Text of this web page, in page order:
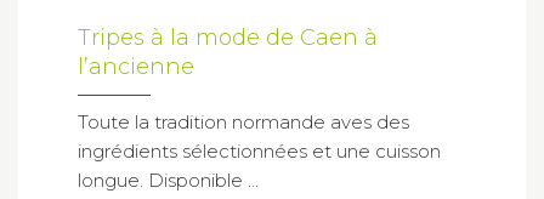
Tripes à la mode de Caen à
l’ancienne
Toute la tradition normande aves des
ingrédients sélectionnées et une cuisson
longue. Disponible ...